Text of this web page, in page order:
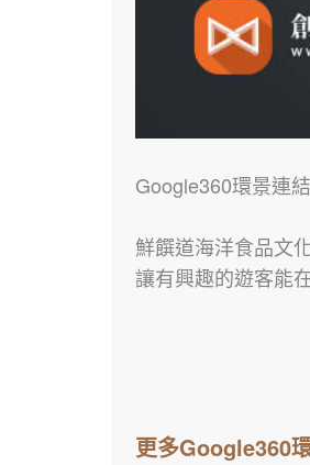
Google360環景連結
鮮饌道海洋食品文
讓有興趣的遊客能
更多Google360